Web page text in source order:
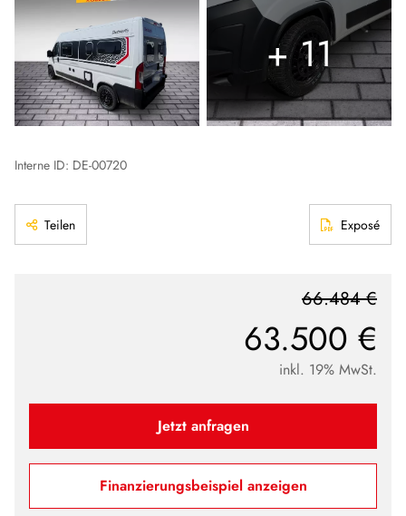
+ 11
Interne ID: DE-00720
Teilen Exposé
63.500 €
66.484 €
inkl. 19% MwSt.
Jetzt anfragen
Finanzierungsbeispiel anzeigen